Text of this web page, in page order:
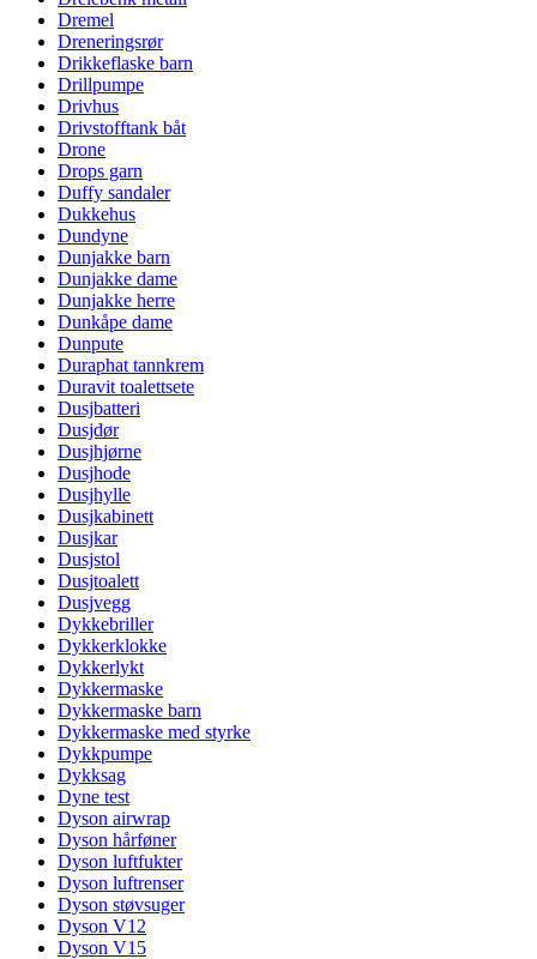
Dremel
Dreneringsrør
Drikkeflaske barn
Drillpumpe
Drivhus
Drivstofftank båt
Drone
Drops garn
Duffy sandaler
Dukkehus
Dundyne
Dunjakke barn
Dunjakke dame
Dunjakke herre
Dunkåpe dame
Dunpute
Duraphat tannkrem
Duravit toalettsete
Dusjbatteri
Dusjdør
Dusjhjørne
Dusjhode
Dusjhylle
Dusjkabinett
Dusjkar
Dusjstol
Dusjtoalett
Dusjvegg
Dykkebriller
Dykkerklokke
Dykkerlykt
Dykkermaske
Dykkermaske barn
Dykkermaske med styrke
Dykkpumpe
Dykksag
Dyne test
Dyson airwrap
Dyson hårføner
Dyson luftfukter
Dyson luftrenser
Dyson støvsuger
Dyson V12
Dyson V15